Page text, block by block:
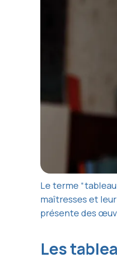
Le terme
maîtresses et
présente des
Les